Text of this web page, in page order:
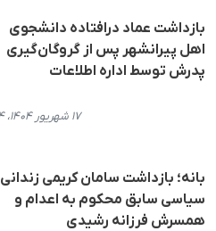
بازداشت عماد درافتادە دانشجوی
اهل پیرانشهر پس از گروگان‌گیری
پدرش توسط اداره اطلاعات
۱۷ شهریور ۱۴۰۴، ۱۱:۰۴
بانه؛ بازداشت سامان کریمی زندانی
سیاسی سابق محکوم به اعدام و
همسرش فرزانه رشیدی